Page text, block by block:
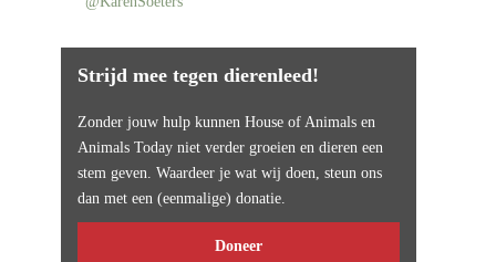
Strijd mee tegen dierenleed!
Zonder jouw hulp kunnen House of Animals en
Animals Today niet verder groeien en dieren een
stem geven. Waardeer je wat wij doen, steun ons
dan met een (eenmalige) donatie.
Doneer